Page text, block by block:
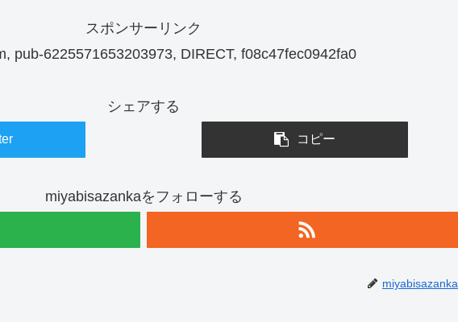
スポンサーリンク
pub-6225571653203973, DIRECT, f08c47fec0942fa0
シェアする
コピー
miyabisazankaをフォローする
miyabisazanka